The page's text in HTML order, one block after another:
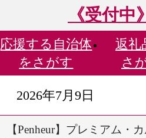
《受付
応援する 自治体
をさがす
返礼
さ
2026年7月9日
【Penheur】プレミアム・